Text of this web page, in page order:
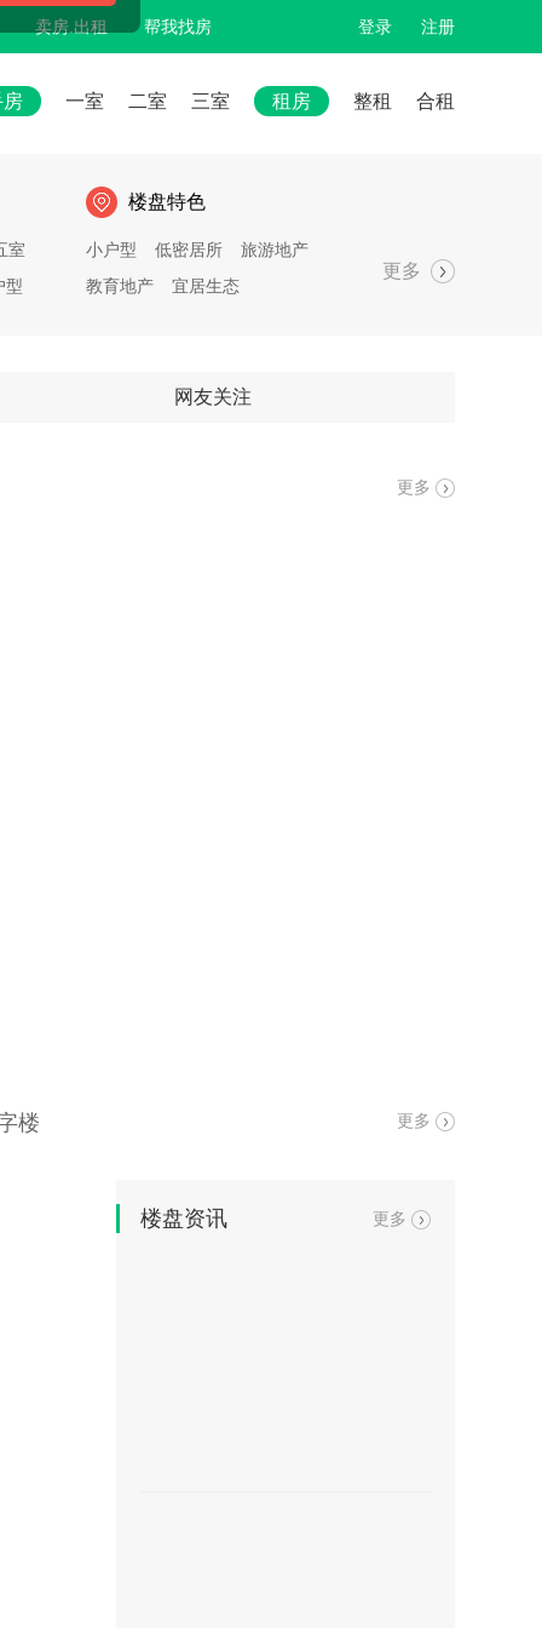
卖房.出租 帮我找房 登录 注册
房 一室 二室 三室 租房 整租 合租
室
型
楼盘特色
小户型 低密居所
旅游地产
教育地产
宜居生态
更多
网友关注
更多
楼 更多
楼盘资讯 更多